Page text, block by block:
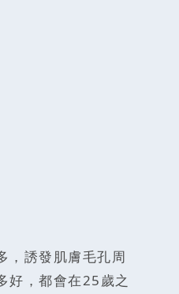
，誘發肌膚毛孔周
好，都會在25歲之